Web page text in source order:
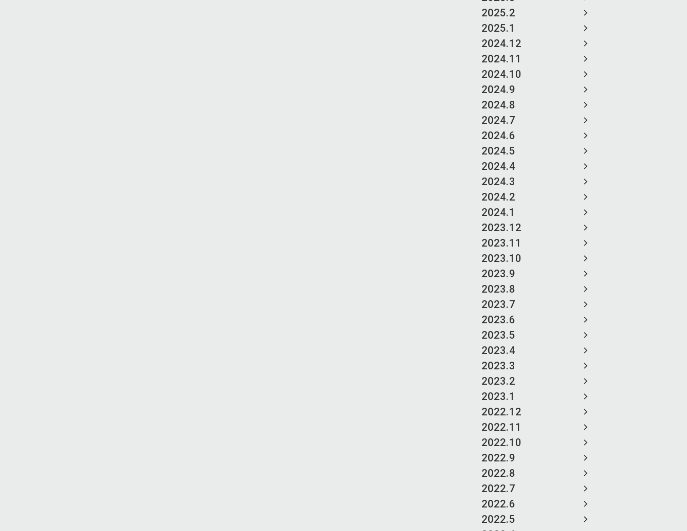
2025.2
2025.1
2024.12
2024.11
2024.10
2024.9
2024.8
2024.7
2024.6
2024.5
2024.4
2024.3
2024.2
2024.1
2023.12
2023.11
2023.10
2023.9
2023.8
2023.7
2023.6
2023.5
2023.4
2023.3
2023.2
2023.1
2022.12
2022.11
2022.10
2022.9
2022.8
2022.7
2022.6
2022.5